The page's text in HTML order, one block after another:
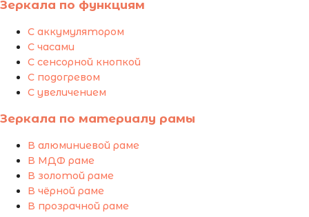
Зеркала по функциям
С аккумулятором
С часами
С сенсорной кнопкой
С подогревом
С увеличением
Зеркала по материалу рамы
В алюминиевой раме
В МДФ раме
В золотой раме
В чёрной раме
В прозрачной раме